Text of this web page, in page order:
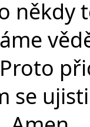
někdy
se